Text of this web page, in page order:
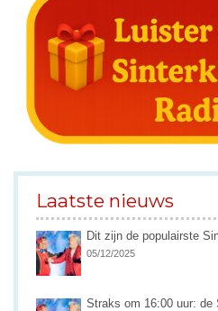
Laatste nieuws
Dit zijn de populairste
05/12/2025
Straks om 16:00 uur: de